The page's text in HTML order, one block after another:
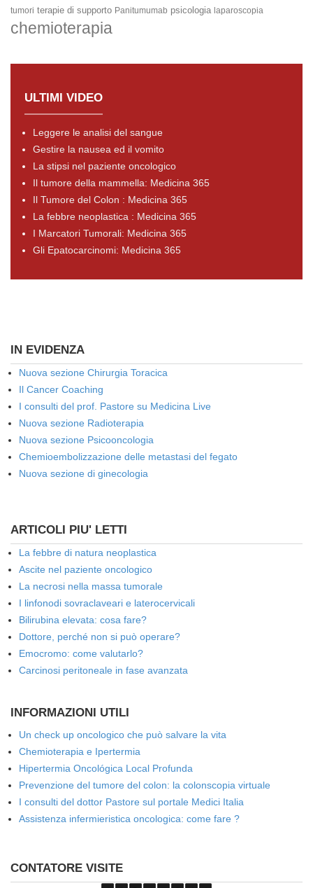
tumori terapie di supporto Panitumumab psicologia laparoscopia
chemioterapia
ULTIMI VIDEO
Leggere le analisi del sangue
Gestire la nausea ed il vomito
La stipsi nel paziente oncologico
Il tumore della mammella: Medicina 365
Il Tumore del Colon : Medicina 365
La febbre neoplastica : Medicina 365
I Marcatori Tumorali: Medicina 365
Gli Epatocarcinomi: Medicina 365
IN EVIDENZA
Nuova sezione Chirurgia Toracica
Il Cancer Coaching
I consulti del prof. Pastore su Medicina Live
Nuova sezione Radioterapia
Nuova sezione Psicooncologia
Chemioembolizzazione delle metastasi del fegato
Nuova sezione di ginecologia
ARTICOLI PIU' LETTI
La febbre di natura neoplastica
Ascite nel paziente oncologico
La necrosi nella massa tumorale
I linfonodi sovraclaveari e laterocervicali
Bilirubina elevata: cosa fare?
Dottore, perché non si può operare?
Emocromo: come valutarlo?
Carcinosi peritoneale in fase avanzata
INFORMAZIONI UTILI
Un check up oncologico che può salvare la vita
Chemioterapia e Ipertermia
Hipertermia Oncológica Local Profunda
Prevenzione del tumore del colon: la colonscopia virtuale
I consulti del dottor Pastore sul portale Medici Italia
Assistenza infermieristica oncologica: come fare ?
CONTATORE VISITE